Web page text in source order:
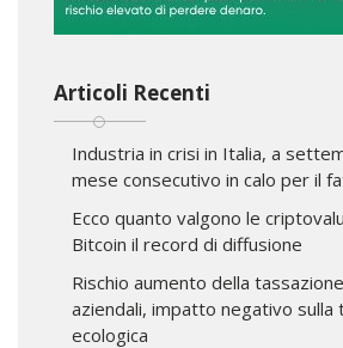
Articoli Recenti
Industria in crisi in Italia, a
mese consecutivo in calo per il
Ecco quanto valgono le
Bitcoin il record di diffusione
Rischio aumento della
aziendali, impatto negativo sulla
ecologica